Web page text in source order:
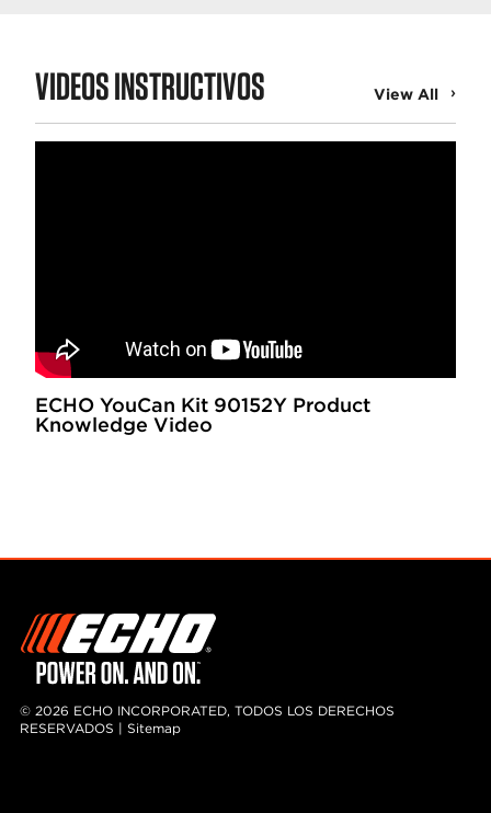
VIDEOS INSTRUCTIVOS View All
ECHO YouCan Kit 90152Y Product
Knowledge Video
© 2026 ECHO INCORPORATED, TODOS LOS DERECHOS
RESERVADOS | Sitemap